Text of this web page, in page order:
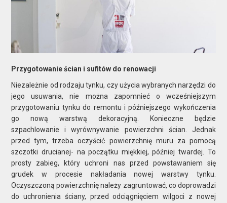
Przygotowanie ścian i sufitów do renowacji
Niezależnie od rodzaju tynku, czy użycia wybranych narzędzi do
jego usuwania, nie można zapomnieć o wcześniejszym
przygotowaniu tynku do remontu i późniejszego wykończenia
go nową warstwą dekoracyjną. Konieczne będzie
szpachlowanie i wyrównywanie powierzchni ścian. Jednak
przed tym, trzeba oczyścić powierzchnię muru za pomocą
szczotki drucianej- na początku miękkiej, później twardej. To
prosty zabieg, który uchroni nas przed powstawaniem się
grudek w procesie nakładania nowej warstwy tynku.
Oczyszczoną powierzchnię należy zagruntować, co doprowadzi
do uchronienia ściany, przed odciągnięciem wilgoci z nowej